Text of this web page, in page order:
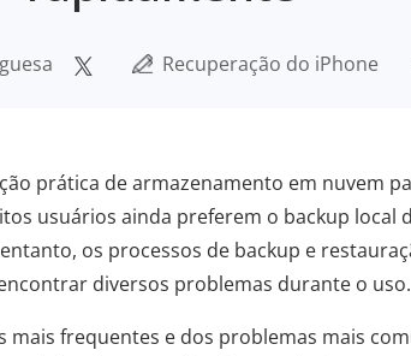
Recuperação do iPhone
prática de armazenamento em nuvem
usuários ainda preferem o backup local
os processos de backup e
diversos problemas durante o uso.
frequentes e dos problemas mais